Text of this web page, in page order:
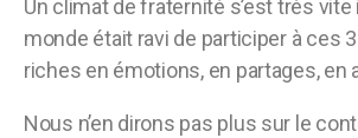
Un climat de fraternité s’est très
monde était ravi de participer à ces
riches en émotions, en partages, en
Nous n’en dirons pas plus sur le